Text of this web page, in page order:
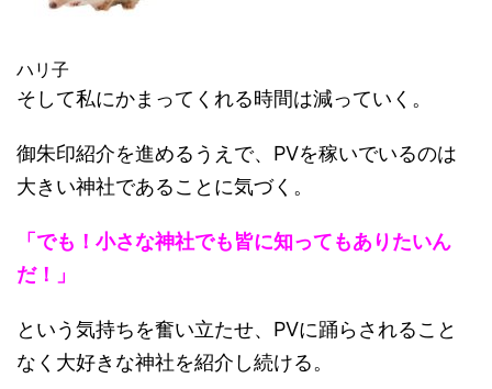
ハリ子
そして私にかまってくれる時間は減っていく。
御朱印紹介を進めるうえで、PVを稼いでいるのは
大きい神社であることに気づく。
「でも！小さな神社でも皆に知ってもありたいん
だ！」
という気持ちを奮い立たせ、PVに踊らされること
なく大好きな神社を紹介し続ける。